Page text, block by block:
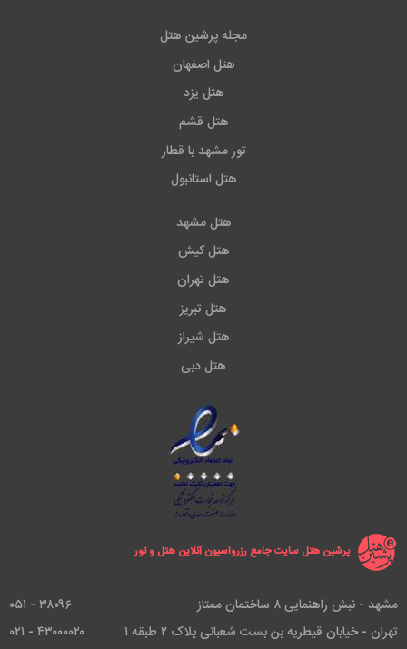
مجله پرشین هتل
هتل اصفهان
هتل یزد
هتل قشم
تور مشهد با قطار
هتل استانبول
هتل مشهد
هتل کیش
هتل تهران
هتل تبریز
هتل شیراز
هتل دبی
پرشین هتل سایت جامع رزرواسیون آنلاین هتل و تور
مشهد - نبش راهنمایی ۸ ساختمان ممتاز
۳۸۰۹۶ - ۰۵۱
تهران - خیابان قیطریه بن بست شعبانی پلاک ۲ طبقه ۱
۴۳۰۰۰۰۲۰ - ۰۲۱